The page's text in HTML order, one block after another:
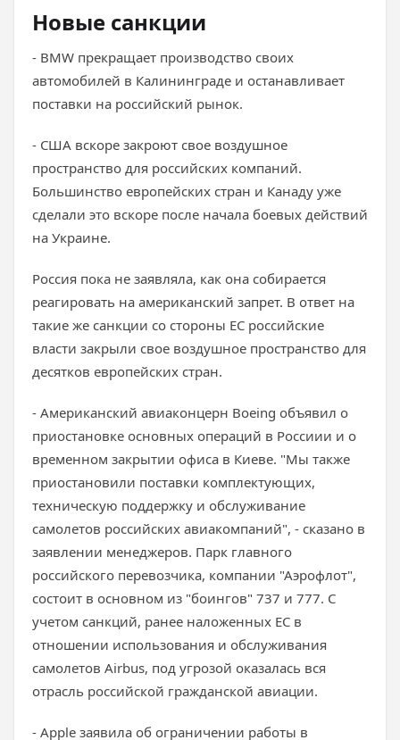
Новые санкции
- BMW прекращает производство своих
автомобилей в Калининграде и останавливает
поставки на российский рынок.
- США вскоре закроют свое воздушное
пространство для российских компаний.
Большинство европейских стран и Канаду уже
сделали это вскоре после начала боевых действий
на Украине.
Россия пока не заявляла, как она собирается
реагировать на американский запрет. В ответ на
такие же санкции со стороны ЕС российские
власти закрыли свое воздушное пространство для
десятков европейских стран.
- Американский авиаконцерн Boeing объявил о
приостановке основных операций в Россиии и о
временном закрытии офиса в Киеве. "Мы также
приостановили поставки комплектующих,
техническую поддержку и обслуживание
самолетов российских авиакомпаний", - сказано в
заявлении менеджеров. Парк главного
российского перевозчика, компании "Аэрофлот",
состоит в основном из "боингов" 737 и 777. С
учетом санкций, ранее наложенных ЕС в
отношении использования и обслуживания
самолетов Airbus, под угрозой оказалась вся
отрасль российской гражданской авиации.
- Apple заявила об ограничении работы в